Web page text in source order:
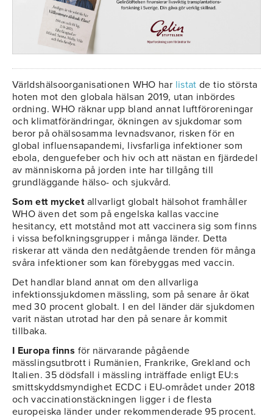
Världshälsoorganisationen WHO har listat de tio största
hoten mot den globala hälsan 2019, utan inbördes
ordning. WHO räknar upp bland annat luftföroreningar
och klimatförändringar, ökningen av sjukdomar som
beror på ohälsosamma levnadsvanor, risken för en
global influensapandemi, livsfarliga infektioner som
ebola, denguefeber och hiv och att nästan en fjärdedel
av människorna på jorden inte har tillgång till
grundläggande hälso- och sjukvård.
Som ett mycketallvarligt globalt hälsohot framhåller
WHO även det som på engelska kallas vaccine
hesitancy, ett motstånd mot att vaccinera sig som finns
i vissa befolkningsgrupper i många länder. Detta
riskerar att vända den nedåtgående trenden för många
svåra infektioner som kan förebyggas med vaccin.
Det handlar bland annat om den allvarliga
infektionssjukdomen mässling, som på senare år ökat
med 30 procent globalt. I en del länder där sjukdomen
varit nästan utrotad har den på senare år kommit
tillbaka.
I Europa finns för närvarande pågående
mässlingsutbrott i Rumänien, Frankrike, Grekland och
Italien. 35 dödsfall i mässling inträffade enligt EU:s
smittskyddsmyndighet ECDC i EU-området under 2018
och vaccinationstäckningen ligger i de flesta
europeiska länder under rekommenderade 95 procent.